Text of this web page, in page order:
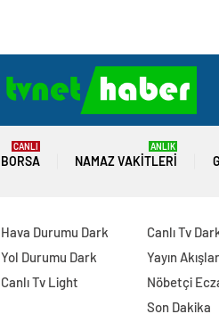
BORSA
CANLI
NAMAZ VAKITLERI
ANLIK
Hava Durumu Dark
Yol Durumu Dark
Canlı Tv Light
Canlı Tv
Yayın
Nöbetçi
Son Dakika